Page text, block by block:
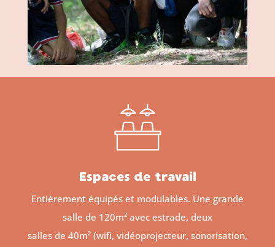
Espaces de travail
Entièrement équipés et modulables. Une grande
salle de 120m² avec estrade, deux
salles de 40m² (wifi, vidéoprojecteur, sonorisation,